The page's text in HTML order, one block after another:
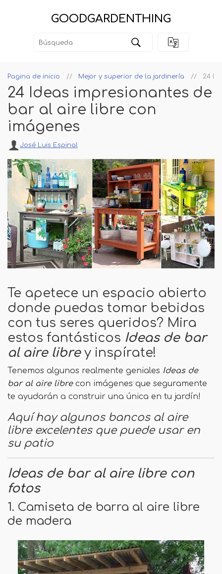
GOODGARDENTHING
Pagina de inicio Mejor y superior de la jardinería 24
24 Ideas impresionantes de
bar al aire libre con
imágenes
José Luis Espinal
Te apetece un espacio abierto
donde puedas tomar bebidas
con tus seres queridos? Mira
estos fantásticos Ideas de bar
al aire libre y inspírate!
Tenemos algunos realmente geniales Ideas de
bar al aire librecon imágenes que seguramente
te ayudarán a construir una única en tu jardín!
Aquí hay algunos bancos al aire
libre excelentes que puede usar en
su patio
Ideas de bar al aire libre con
fotos
1. Camiseta de barra al aire libre
de madera